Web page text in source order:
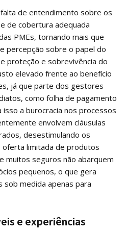
de entendimento sobre os
de cobertura adequada
PMEs, tornando mais que
percepção sobre o papel do
proteção e sobrevivência do
elevado frente ao benefício
já que parte dos gestores
como folha de pagamento
a burocracia nos processos
envolvem cláusulas
desestimulando os
oferta limitada de produtos
muitos seguros não abarquem
pequenos, o que gera
sob medida apenas para
e experiências